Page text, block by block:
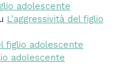
adolescente
L’aggressività del figlio
figlio adolescente
adolescente